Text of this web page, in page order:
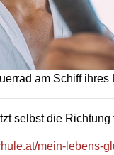
am Schiff ihres
selbst die
mein-lebens-